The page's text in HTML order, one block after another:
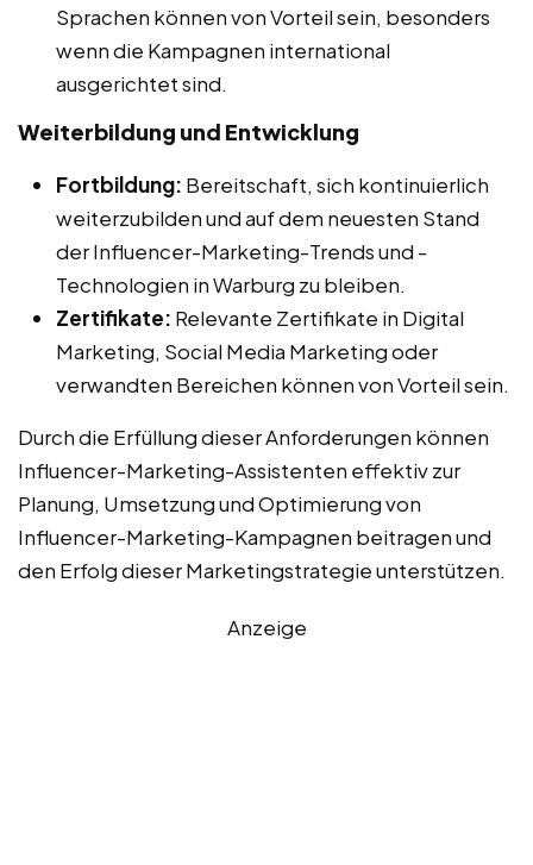
Sprachen können von Vorteil sein, besonders
wenn die Kampagnen international
ausgerichtet sind.
Weiterbildung und Entwicklung
Fortbildung: Bereitschaft, sich kontinuierlich
weiterzubilden und auf dem neuesten Stand
der Influencer-Marketing-Trends und -
Technologien in Warburg zu bleiben.
Zertifikate: Relevante Zertifikate in Digital
Marketing, Social Media Marketing oder
verwandten Bereichen können von Vorteil sein.
Durch die Erfüllung dieser Anforderungen können
Influencer-Marketing-Assistenten effektiv zur
Planung, Umsetzung und Optimierung von
Influencer-Marketing-Kampagnen beitragen und
den Erfolg dieser Marketingstrategie unterstützen.
Anzeige